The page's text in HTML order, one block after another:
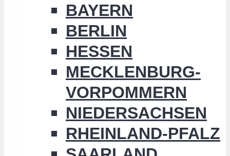
BAYERN
BERLIN
HESSEN
MECKLENBURG-
VORPOMMERN
NIEDERSACHSEN
RHEINLAND-PFALZ